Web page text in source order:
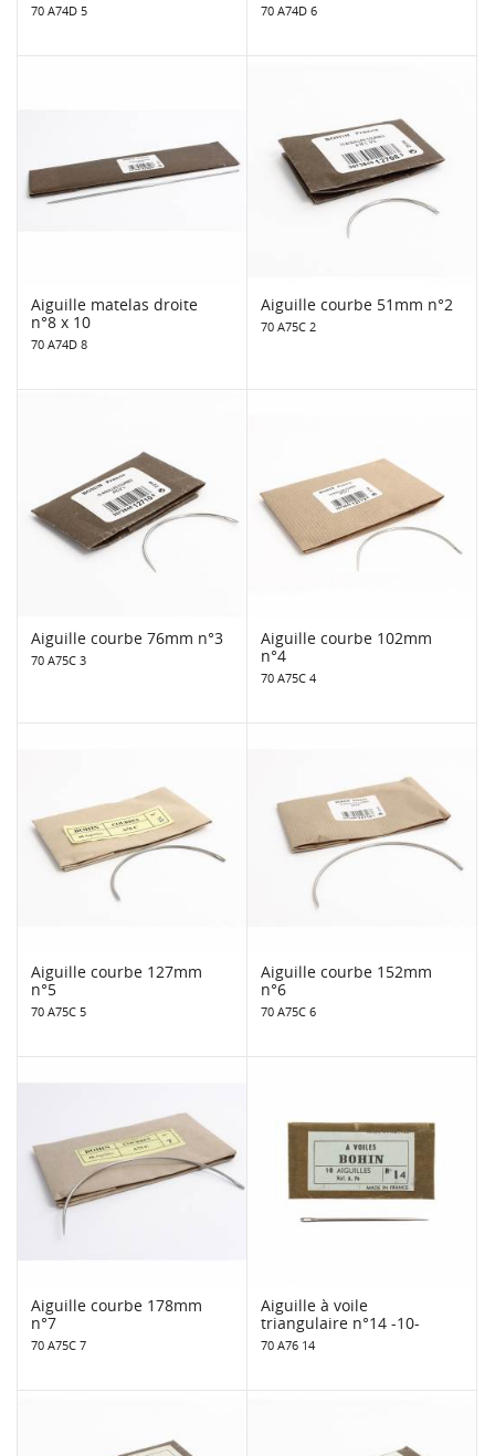
70 A74D 5 70 A74D 6
Aiguille matelas droite
n°8 x 10
70 A74D 8
Aiguille courbe 51mm n°2
70 A75C 2
Aiguille courbe 76mm n°3
70 A75C 3
Aiguille courbe 102mm
n°4
70 A75C 4
Aiguille courbe 127mm
n°5
70 A75C 5
Aiguille courbe 152mm
n°6
70 A75C 6
Aiguille courbe 178mm
n°7
70 A75C 7
Aiguille à voile
triangulaire n°14 -10-
70 A76 14